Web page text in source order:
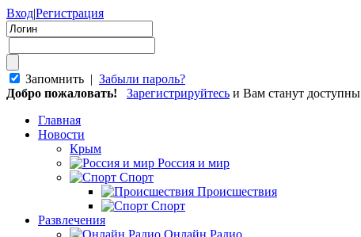
Вход|Регистрация
Запомнить | Забыли пароль?
Добро пожаловать!
Зарегистрируйтесь и Вам станут доступны
Главная
Новости
Крым
Россия и мир
Спорт
Происшествия
Спорт
Развлечения
Онлайн Радио